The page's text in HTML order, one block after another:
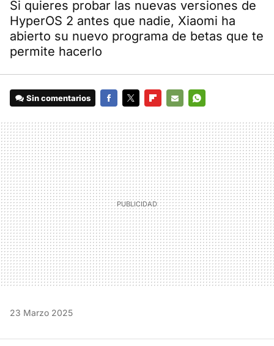
Si quieres probar las nuevas versiones de
HyperOS 2 antes que nadie, Xiaomi ha
abierto su nuevo programa de betas que te
permite hacerlo
Sin comentarios
MAIL
23 Marzo 2025